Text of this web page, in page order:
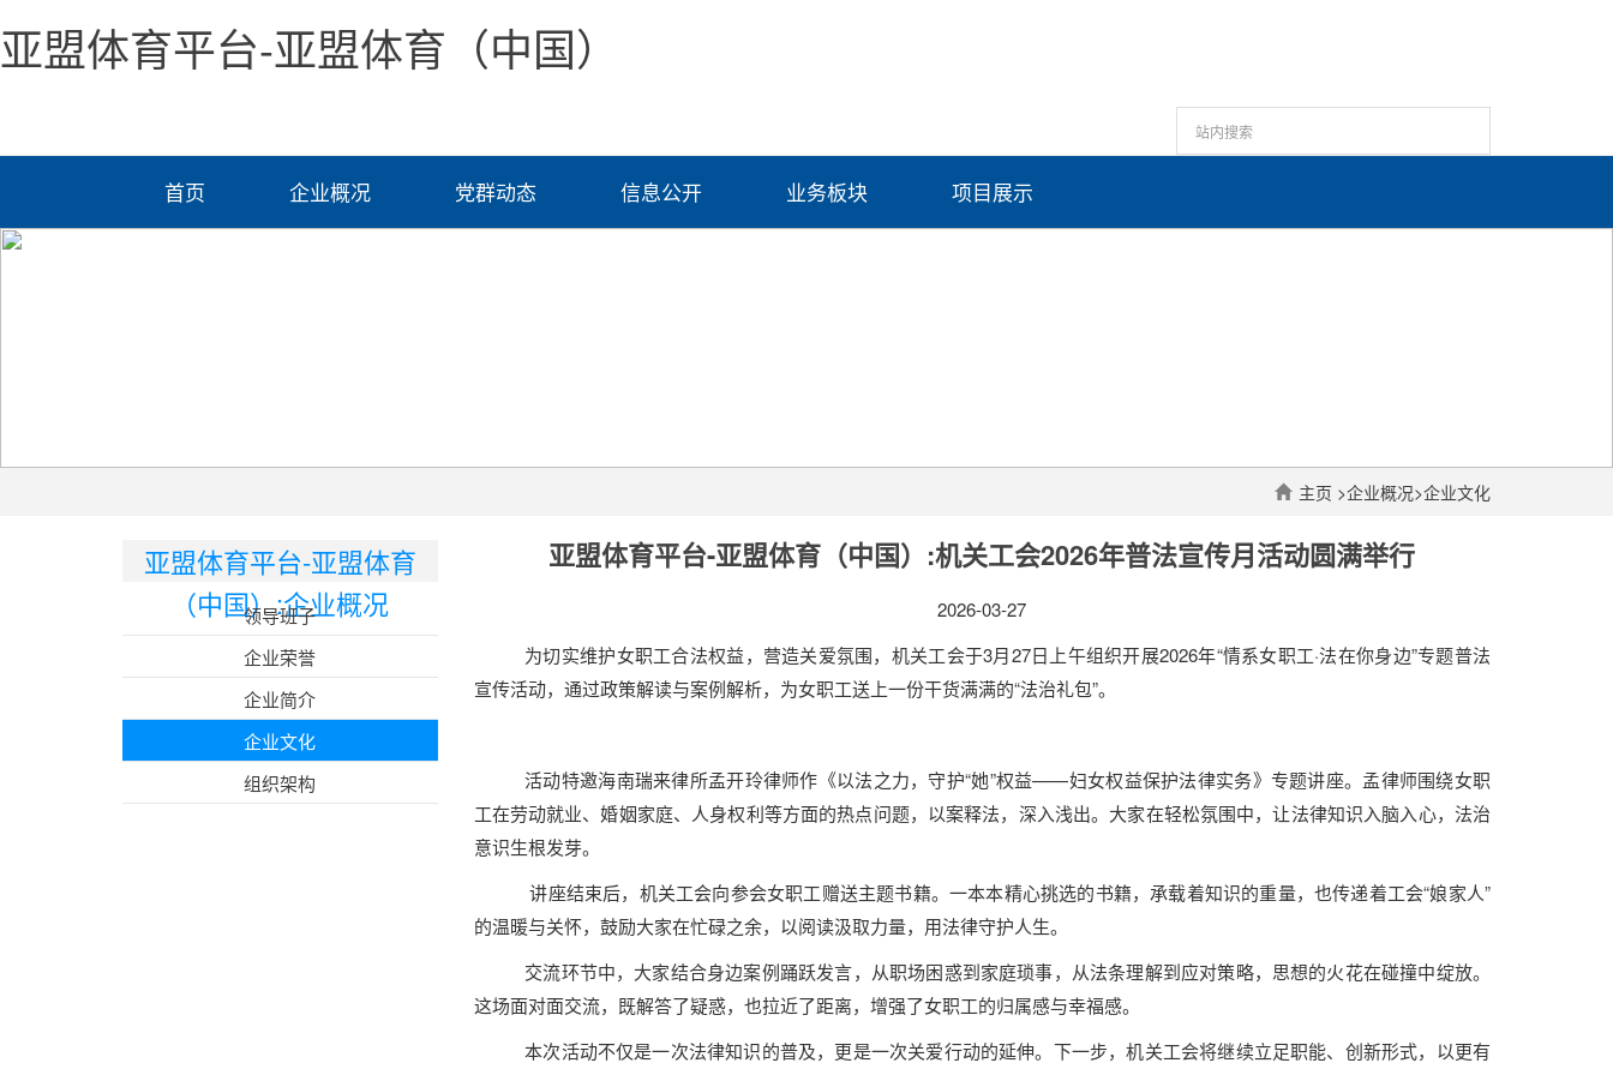
亚盟体育平台-亚盟体育（中国）
首页 企业概况 党群动态 信息公开 业务板块 项目展示
主页 >企业概况>企业文化
亚盟体育平台-亚盟体育
（中国）:企业概况
领导班子
企业荣誉
企业简介
企业文化
组织架构
亚盟体育平台-亚盟体育（中国）:机关工会2026年普法宣传月活动圆满举行
2026-03-27
为切实维护女职工合法权益，营造关爱氛围，机关工会于3月27日上午组织开展2026年“情系女职工·法在你身边”专题普法
宣传活动，通过政策解读与案例解析，为女职工送上一份干货满满的“法治礼包”。
活动特邀海南瑞来律所孟开玲律师作《以法之力，守护“她”权益——妇女权益保护法律实务》专题讲座。孟律师围绕女职
工在劳动就业、婚姻家庭、人身权利等方面的热点问题，以案释法，深入浅出。大家在轻松氛围中，让法律知识入脑入心，法治
意识生根发芽。
讲座结束后，机关工会向参会女职工赠送主题书籍。一本本精心挑选的书籍，承载着知识的重量，也传递着工会“娘家人”
的温暖与关怀，鼓励大家在忙碌之余，以阅读汲取力量，用法律守护人生。
交流环节中，大家结合身边案例踊跃发言，从职场困惑到家庭琐事，从法条理解到应对策略，思想的火花在碰撞中绽放。
这场面对面交流，既解答了疑惑，也拉近了距离，增强了女职工的归属感与幸福感。
本次活动不仅是一次法律知识的普及，更是一次关爱行动的延伸。下一步，机关工会将继续立足职能、创新形式，以更有